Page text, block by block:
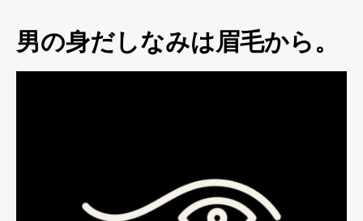
男の身だしなみは眉毛から。